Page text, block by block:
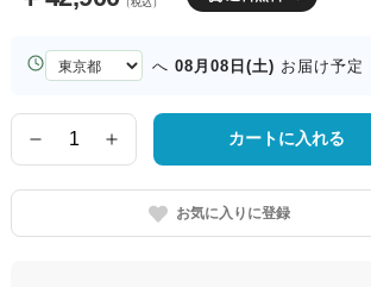
（税込）
お
届
へ 08月08日(土) お届け予定
数
量
カートに入れる
お気に入りに登録